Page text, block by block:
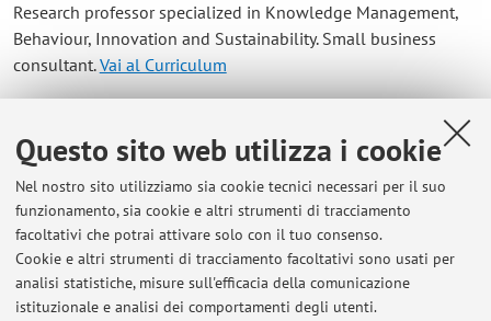
Questo sito web utilizza i cookie
Nel nostro sito utilizziamo sia cookie tecnici necessari per il suo
funzionamento, sia cookie e altri strumenti di tracciamento
facoltativi che potrai attivare solo con il tuo consenso.
Cookie e altri strumenti di tracciamento facoltativi sono usati per
analisi statistiche, misure sull'efficacia della comunicazione
istituzionale e analisi dei comportamenti degli utenti.
Research professor specialized in Knowledge Management,
Behaviour, Innovation and Sustainability. Small business
consultant.Vai al Curriculum
E-mail: marina.santucci2@unibo.it
Vicepresidenza della Scuola di Economia e
Management - Bologna